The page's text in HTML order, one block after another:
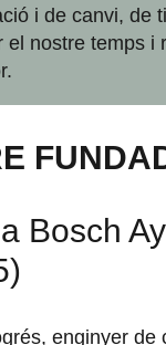
i de canvi, de
el nostre temps i
Bosch
enginyer